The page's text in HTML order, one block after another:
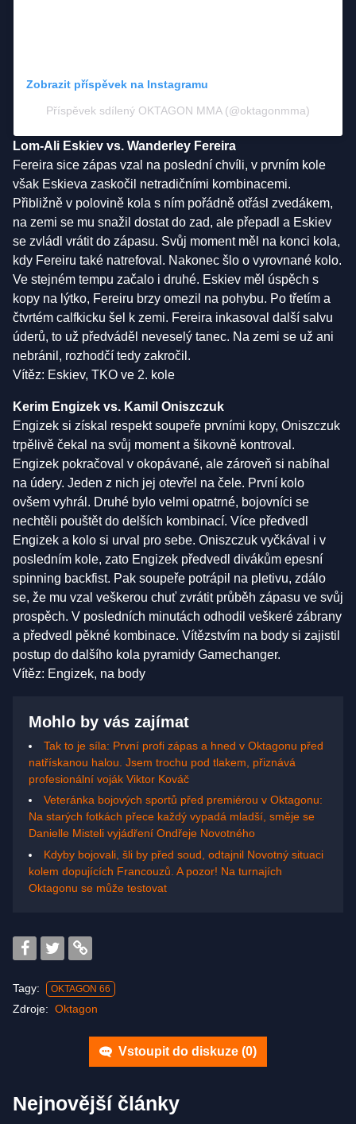
Zobrazit příspěvek na Instagramu
Příspěvek sdílený OKTAGON MMA (@oktagonmma)
Lom-Ali Eskiev vs. Wanderley Fereira
Fereira sice zápas vzal na poslední chvíli, v prvním kole
však Eskieva zaskočil netradičními kombinacemi.
Přibližně v polovině kola s ním pořádně otřásl zvedákem,
na zemi se mu snažil dostat do zad, ale přepadl a Eskiev
se zvládl vrátit do zápasu. Svůj moment měl na konci kola,
kdy Fereiru také natrefoval. Nakonec šlo o vyrovnané kolo.
Ve stejném tempu začalo i druhé. Eskiev měl úspěch s
kopy na lýtko, Fereiru brzy omezil na pohybu. Po třetím a
čtvrtém calfkicku šel k zemi. Fereira inkasoval další salvu
úderů, to už předváděl neveselý tanec. Na zemi se už ani
nebránil, rozhodčí tedy zakročil.
Vítěz: Eskiev, TKO ve 2. kole
Kerim Engizek vs. Kamil Oniszczuk
Engizek si získal respekt soupeře prvními kopy, Oniszczuk
trpělivě čekal na svůj moment a šikovně kontroval.
Engizek pokračoval v okopávané, ale zároveň si nabíhal
na údery. Jeden z nich jej otevřel na čele. První kolo
ovšem vyhrál. Druhé bylo velmi opatrné, bojovníci se
nechtěli pouštět do delších kombinací. Více předvedl
Engizek a kolo si urval pro sebe. Oniszczuk vyčkával i v
posledním kole, zato Engizek předvedl divákům epesní
spinning backfist. Pak soupeře potrápil na pletivu, zdálo
se, že mu vzal veškerou chuť zvrátit průběh zápasu ve svůj
prospěch. V posledních minutách odhodil veškeré zábrany
a předvedl pěkné kombinace. Vítězstvím na body si zajistil
postup do dalšího kola pyramidy Gamechanger.
Vítěz: Engizek, na body
Mohlo by vás zajímat
Tak to je síla: První profi zápas a hned v Oktagonu před
natřískanou halou. Jsem trochu pod tlakem, přiznává
profesionální voják Viktor Kováč
Veteránka bojových sportů před premiérou v Oktagonu:
Na starých fotkách přece každý vypadá mladší, směje se
Danielle Misteli vyjádření Ondřeje Novotného
Kdyby bojovali, šli by před soud, odtajnil Novotný situaci
kolem dopujících Francouzů. A pozor! Na turnajích
Oktagonu se může testovat
Tagy: OKTAGON 66
Zdroje: Oktagon
Vstoupit do diskuze (0)
Nejnovější články